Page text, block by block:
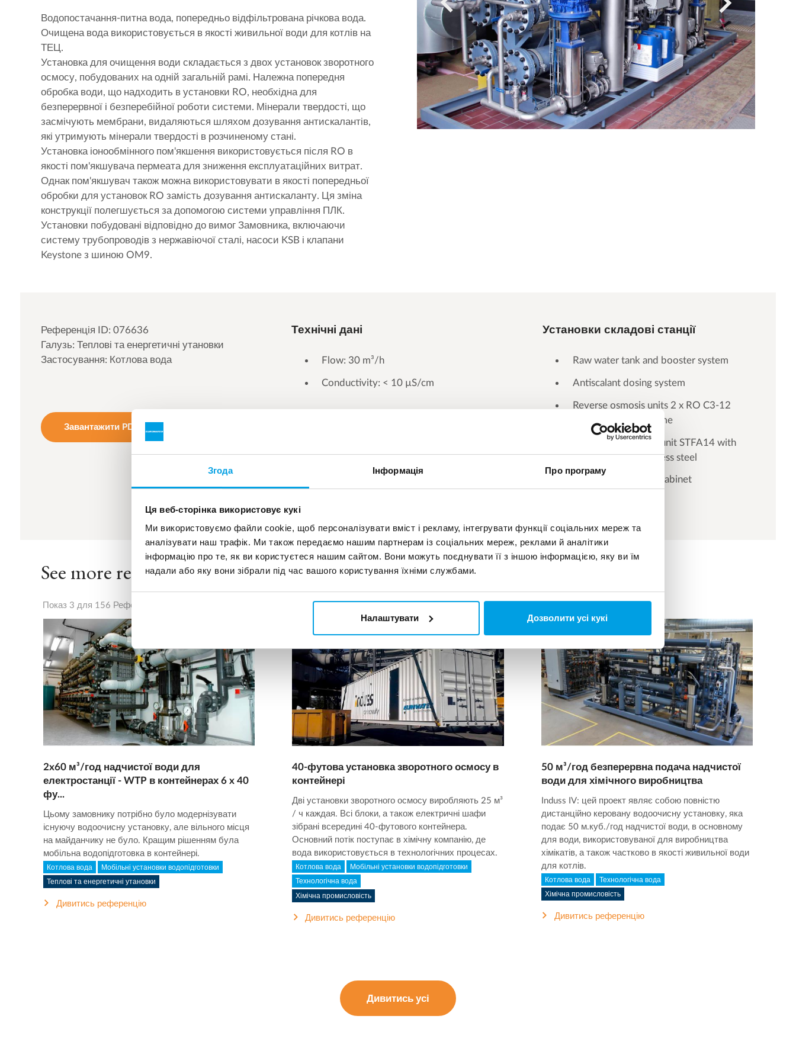
Згода Інформація Про програму
Ця веб-сторінка використовує кукі
Ми використовуємо файли cookie, щоб персоналізувати вміст і рекламу, інтегрувати функції соціальних мереж та
аналізувати наш трафік. Ми також передаємо нашим партнерам із соціальних мереж, реклами й аналітики
інформацію про те, як ви користуєтеся нашим сайтом. Вони можуть поєднувати її з іншою інформацією, яку ви їм
надали або яку вони зібрали під час вашого користування їхніми службами.
Налаштувати Дозволити усі кукі
Водопостачання-питна вода, попередньо відфільтрована річкова вода.
Очищена вода використовується в якості живильної води для котлів на
ТЕЦ.
Установка для очищення води складається з двох установок зворотного
осмосу, побудованих на одній загальній рамі. Належна попередня
обробка води, що надходить в установки RO, необхідна для
безперервної і безперебійної роботи системи. Мінерали твердості, що
засмічують мембрани, видаляються шляхом дозування антискалантів,
які утримують мінерали твердості в розчиненому стані.
Установка іонообмінного пом'якшення використовується після RO в
якості пом'якшувача пермеата для зниження експлуатаційних витрат.
Однак пом'якшувач також можна використовувати в якості попередньої
обробки для установок RO замість дозування антискаланту. Ця зміна
конструкції полегшується за допомогою системи управління ПЛК.
Установки побудовані відповідно до вимог Замовника, включаючи
систему трубопроводів з нержавіючої сталі, насоси KSB і клапани
Keystone з шиною OM9.
Референція ID: 076636
Галузь: Теплові та енергетичні утановки
Застосування: Котлова вода
Завантажити PDF
Технічні дані
Flow: 30 m³/h
Conductivity: < 10 µS/cm
Установки складові станції
Raw water tank and booster system
Antiscalant dosing system
Reverse osmosis units 2 x RO C3-12
mounted on one frame
Permeate softening unit STFA14 with
pipe system in stainless steel
Central PLC control cabinet
See more references
Показ 3 для 156 Референції
2x60 м³/год надчистої води для
електростанції - WTP в контейнерах 6 x 40
фу...
Цьому замовнику потрібно було модернізувати
існуючу водоочисну установку, але вільного місця
на майданчику не було. Кращим рішенням була
мобільна водопідготовка в контейнері.
Котлова вода Мобільні установки водопідготовки
Теплові та енергетичні утановки
Дивитись референцію
40-футова установка зворотного осмосу в
контейнері
Дві установки зворотного осмосу виробляють 25 м³
/ ч каждая. Всі блоки, а також електричні шафи
зібрані всередині 40-футового контейнера.
Основний потік поступає в хімічну компанію, де
вода використовується в технологічних процесах.
Котлова вода Мобільні установки водопідготовки
Технологічна вода
Хімічна промисловість
Дивитись референцію
50 м³/год безперервна подача надчистої
води для хімічного виробництва
Induss IV: цей проект являє собою повністю
дистанційно керовану водоочисну установку, яка
подає 50 м.куб./год надчистої води, в основному
для води, використовуваної для виробництва
хімікатів, а також частково в якості живильної води
для котлів.
Котлова вода Технологічна вода
Хімічна промисловість
Дивитись референцію
Дивитись усі